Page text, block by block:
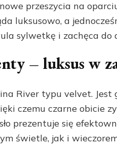
przeszycia na
luksusowo, a
sylwetkę i zachęca do
– luksus w
River typu velvet. Jest
czemu czarne obicie
prezentuje się
świetle, jak i